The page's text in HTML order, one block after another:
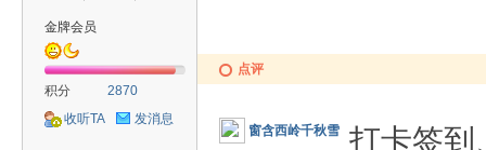
金牌会员
积分
2870
收听TA
发消息
点评
窗含西岭千秋雪 打卡签